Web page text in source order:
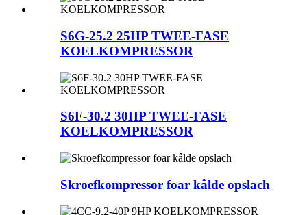
S6G-25.2 25HP TWEE-FASE
KOELKOMPRESSOR
S6F-30.2 30HP TWEE-FASE
KOELKOMPRESSOR
Skroefkompressor foar kâlde opslach